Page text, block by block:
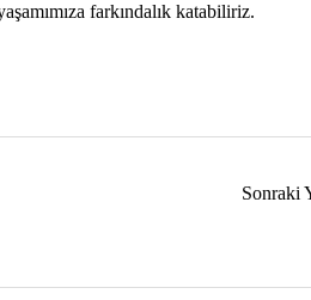
farkındalık katabiliriz.
Sonraki